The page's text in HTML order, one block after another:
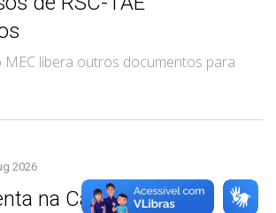
libera outros documentos para
2026
na Câmara de